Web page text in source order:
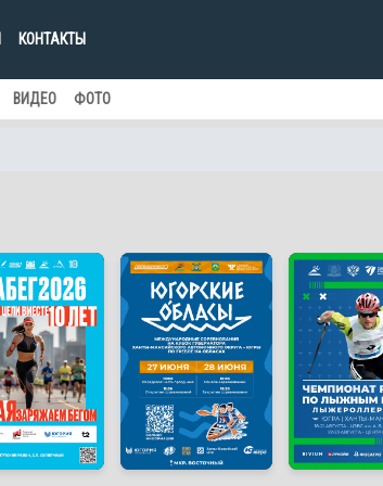
КОНТАКТЫ
ВИДЕО ФОТО